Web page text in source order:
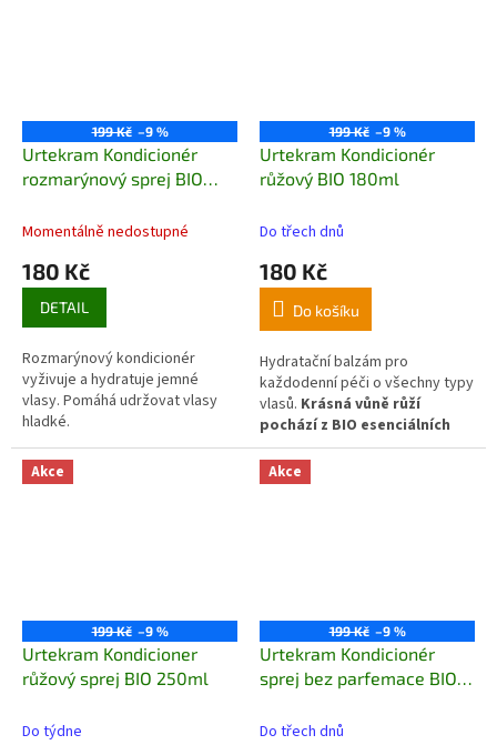
199 Kč –9 %
Urtekram Kondicionér
rozmarýnový sprej BIO
Momentálně nedostupné
180 Kč
DETAIL
Rozmarýnový kondicionér
vyživuje a hydratuje jemné
vlasy. Pomáhá udržovat vlasy
hladké.
199 Kč –9 %
Urtekram Kondicionér
růžový BIO 180ml
Do třech dnů
180 Kč
Do košíku
Hydratační balzám pro
každodenní péči o všechny typy
vlasů. Krásná vůně růží
pochází z BIO esenciálních
olejů a extraktů z růže s
přídavkem BIO esenciálního
oleje z růžového
Akce
199 Kč –9 %
Urtekram Kondicioner
růžový sprej BIO 250ml
Do týdne
Akce
199 Kč –9 %
Urtekram Kondicionér
sprej bez parfemace BIO
Do třech dnů